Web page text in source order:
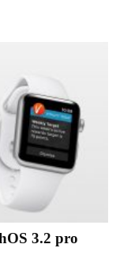
3.2 pro